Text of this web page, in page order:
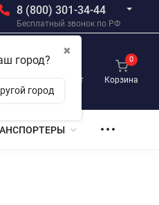
✖
город?
город
8 (800) 301-34-44
Бесплатный звонок по РФ
Личный кабинет Корзина
0